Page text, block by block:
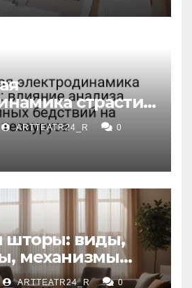
страсти:
бедствий на
ARTTEATR24_R 0
виды,
механизмы
и уход
ARTTEATR24_R 0